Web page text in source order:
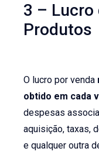
3 – Lucro
Produtos
O lucro por venda
obtido em cada
despesas
aquisição, taxas,
e qualquer outra